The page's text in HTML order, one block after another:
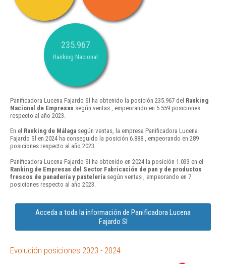
235.967
Ranking Nacional
Panificadora Lucena Fajardo Sl ha obtenido la posición 235.967 del Ranking
Nacional de Empresas según ventas , empeorando en 5.559 posiciones
respecto al año 2023.
En el Ranking de Málaga según ventas, la empresa Panificadora Lucena
Fajardo Sl en 2024 ha conseguido la posición 6.888 , empeorando en 289
posiciones respecto al año 2023.
Panificadora Lucena Fajardo Sl ha obtenido en 2024 la posición 1.033 en el
Ranking de Empresas del Sector Fabricación de pan y de productos
frescos de panadería y pastelería según ventas , empeorando en 7
posiciones respecto al año 2023.
Acceda a toda la información de Panificadora Lucena
Fajardo Sl
Evolución posiciones 2023 - 2024